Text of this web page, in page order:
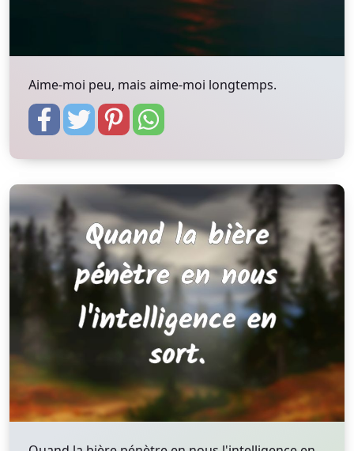
Aime-moi peu, mais aime-moi longtemps.